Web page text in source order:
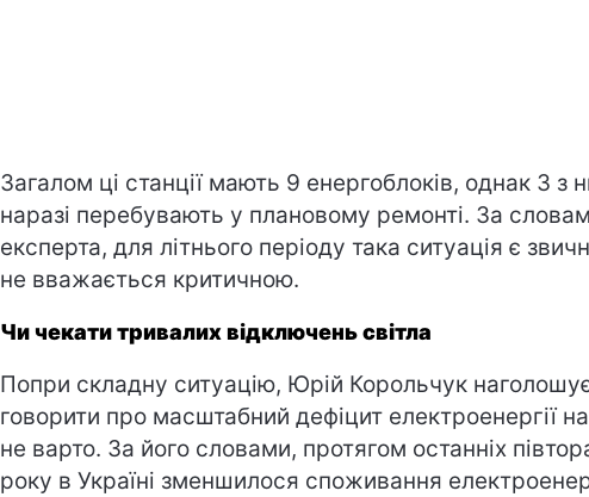
Загалом ці станції мають 9 енергоблоків, однак 3 з
наразі перебувають у плановому ремонті. За
експерта, для літнього періоду така ситуація є
не вважається критичною.
Чи чекати тривалих відключень світла
Попри складну ситуацію, Юрій Корольчук
говорити про масштабний дефіцит електроенергії
не варто. За його словами, протягом останніх
року в Україні зменшилося споживання